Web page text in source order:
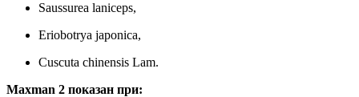
Saussurea laniceps,
Eriobotrya japonica,
Cuscuta chinensis Lam.
Maxman 2 показан при: